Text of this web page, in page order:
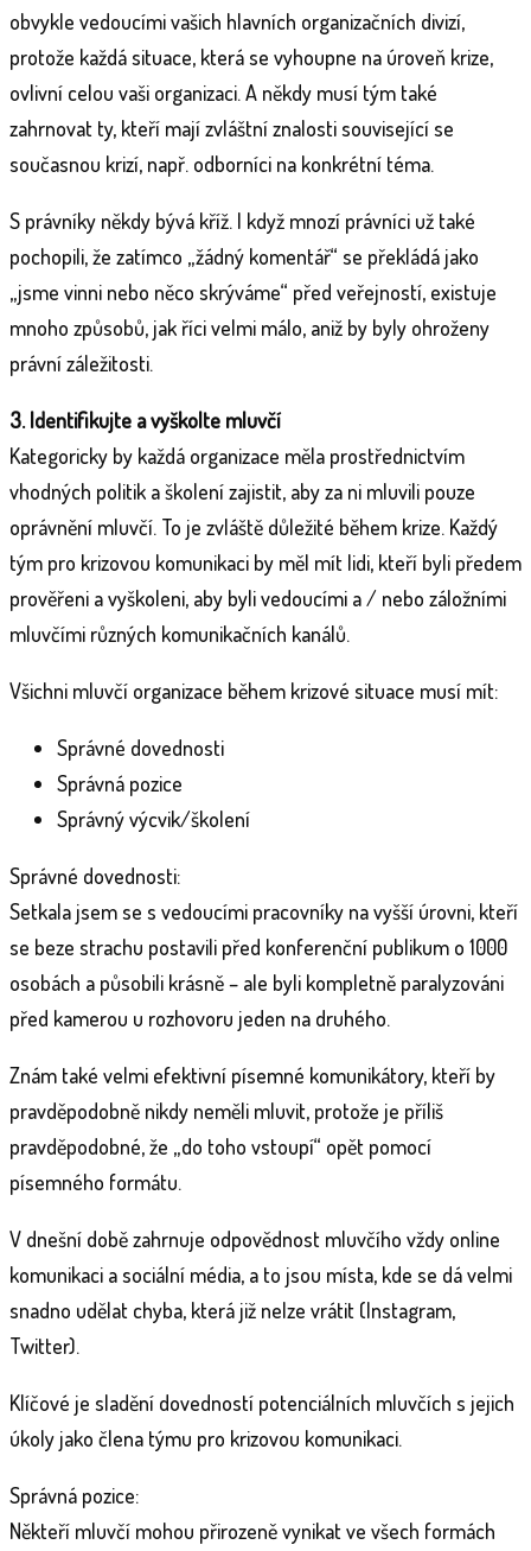
obvykle vedoucími vašich hlavních organizačních divizí,
protože každá situace, která se vyhoupne na úroveň krize,
ovlivní celou vaši organizaci. A někdy musí tým také
zahrnovat ty, kteří mají zvláštní znalosti související se
současnou krizí, např. odborníci na konkrétní téma.
S právníky někdy bývá kříž. I když mnozí právníci už také
pochopili, že zatímco „žádný komentář“ se překládá jako
„jsme vinni nebo něco skrýváme“ před veřejností, existuje
mnoho způsobů, jak říci velmi málo, aniž by byly ohroženy
právní záležitosti.
3. Identifikujte a vyškolte mluvčí
Kategoricky by každá organizace měla prostřednictvím
vhodných politik a školení zajistit, aby za ni mluvili pouze
oprávnění mluvčí. To je zvláště důležité během krize. Každý
tým pro krizovou komunikaci by měl mít lidi, kteří byli předem
prověřeni a vyškoleni, aby byli vedoucími a / nebo záložními
mluvčími různých komunikačních kanálů.
Všichni mluvčí organizace během krizové situace musí mít:
Správné dovednosti
Správná pozice
Správný výcvik/školení
Správné dovednosti:
Setkala jsem se s vedoucími pracovníky na vyšší úrovni, kteří
se beze strachu postavili před konferenční publikum o 1000
osobách a působili krásně – ale byli kompletně paralyzováni
před kamerou u rozhovoru jeden na druhého.
Znám také velmi efektivní písemné komunikátory, kteří by
pravděpodobně nikdy neměli mluvit, protože je příliš
pravděpodobné, že „do toho vstoupí“ opět pomocí
písemného formátu.
V dnešní době zahrnuje odpovědnost mluvčího vždy online
komunikaci a sociální média, a to jsou místa, kde se dá velmi
snadno udělat chyba, která již nelze vrátit (Instagram,
Twitter).
Klíčové je sladění dovedností potenciálních mluvčích s jejich
úkoly jako člena týmu pro krizovou komunikaci.
Správná pozice:
Někteří mluvčí mohou přirozeně vynikat ve všech formách